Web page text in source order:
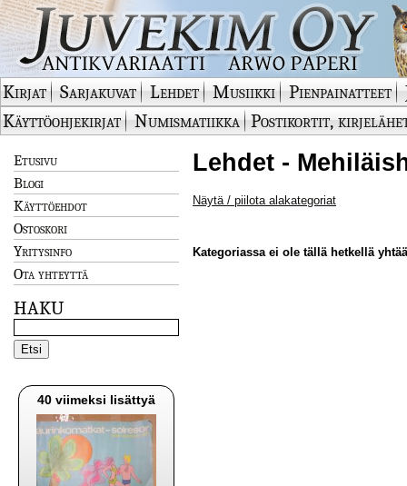
Kirjat Sarjakuvat Lehdet Musiikki Pienpainatteet
Käyttöohjekirjat
Numismatiikka Postikortit,
Etusivu
Blogi
Käyttöehdot
Ostoskori
Yritysinfo
Ota yhteyttä
HAKU
40 viimeksi lisättyä
Lehdet -
Näytä / piilota alakategoriat
Kategoriassa ei ole tällä hetkellä